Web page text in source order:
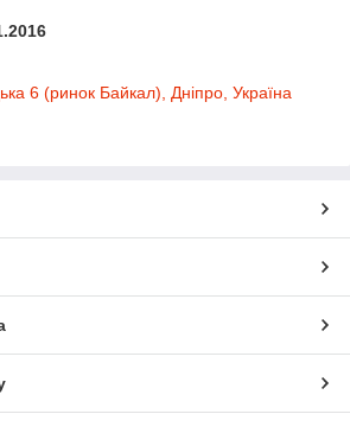
6 (ринок Байкал), Дніпро, Україна